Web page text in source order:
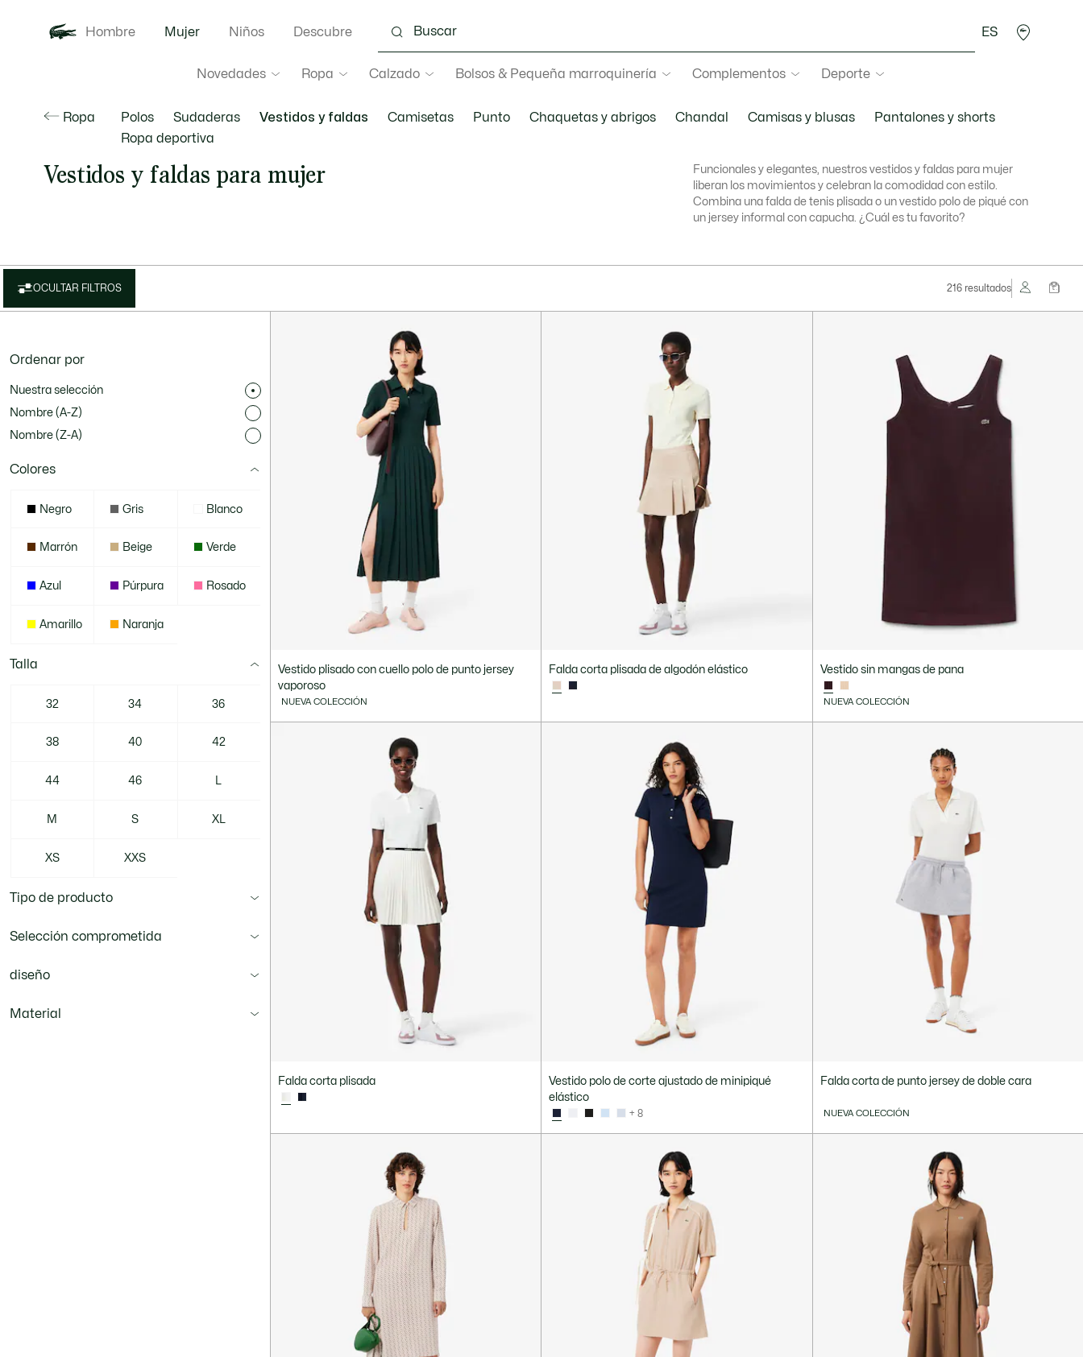
Hombre Mujer
Novedades Ropa Calzado Bolsos & Pequeña marroquinería Complementos Deporte
Niños Descubre ES
Ropa Polos Sudaderas Vestidos y faldas Camisetas Punto Chaquetas y abrigos Chandal Camisas y blusas
Pantalones y shorts
Ropa deportiva
Vestidos y faldas para mujer
Funcionales y elegantes, nuestros vestidos y faldas para mujer
liberan los movimientos y celebran la comodidad con estilo.
Combina una falda de tenis plisada o un vestido polo de piqué con
un jersey informal con capucha. ¿Cuál es tu favorito?
OCULTAR FILTROS 216 resultados
Ordenar por
Nuestra selección
Nombre (A-Z)
Nombre (Z-A)
Colores
Negro Gris Blanco
Marrón Beige Verde
Azul Púrpura Rosado
Amarillo Naranja
Talla
32 34 36
38 40 42
44 46
M S XL
XS XXS
Tipo de producto
Selección comprometida
diseño
Material
Vestido plisado con cuello polo de punto jersey
vaporoso
NUEVA COLECCIÓN
Falda corta plisada de algodón elástico Vestido sin mangas de pana
NUEVA COLECCIÓN
Falda corta plisada
Vestido polo de corte ajustado de minipiqué
elástico
+ 8
Falda corta de punto jersey de doble cara
NUEVA COLECCIÓN